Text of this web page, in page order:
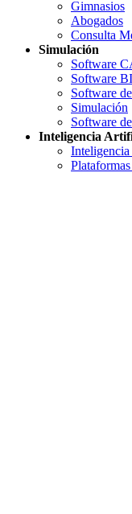
Gimnasios
Abogados
Consulta
Simulación
Software
Software
Software
Simulación
Software
Inteligencia